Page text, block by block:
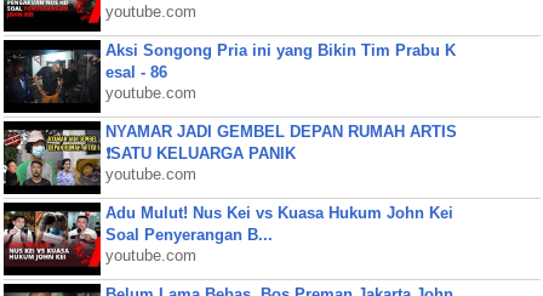
youtube.com
Aksi Songong Pria ini yang Bikin Tim Prabu K
esal - 86
youtube.com
NYAMAR JADI GEMBEL DEPAN RUMAH ARTIS
❗SATU KELUARGA PANIK
youtube.com
Adu Mulut! Nus Kei vs Kuasa Hukum John Kei
Soal Penyerangan B...
youtube.com